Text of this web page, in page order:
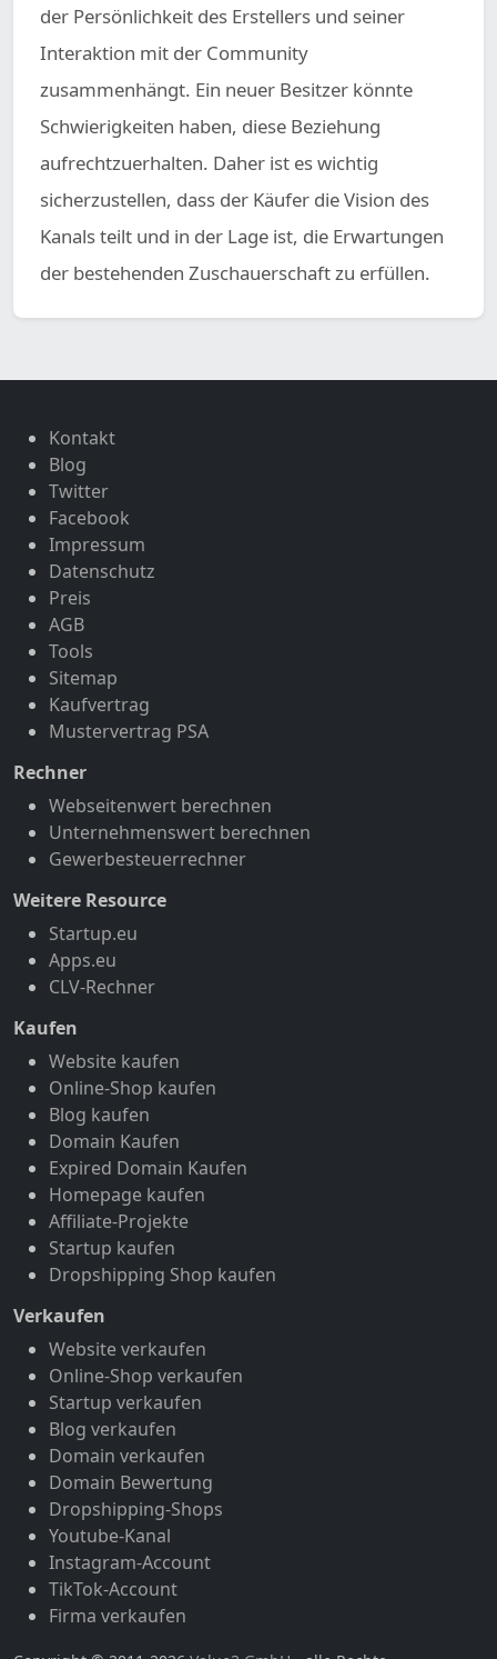
der Persönlichkeit des Erstellers und seiner
Interaktion mit der Community
zusammenhängt. Ein neuer Besitzer könnte
Schwierigkeiten haben, diese Beziehung
aufrechtzuerhalten. Daher ist es wichtig
sicherzustellen, dass der Käufer die Vision des
Kanals teilt und in der Lage ist, die Erwartungen
der bestehenden Zuschauerschaft zu erfüllen.
Kontakt
Blog
Twitter
Facebook
Impressum
Datenschutz
Preis
AGB
Tools
Sitemap
Kaufvertrag
Mustervertrag PSA
Rechner
Webseitenwert berechnen
Unternehmenswert berechnen
Gewerbesteuerrechner
Weitere Resource
Startup.eu
Apps.eu
CLV-Rechner
Kaufen
Website kaufen
Online-Shop kaufen
Blog kaufen
Domain Kaufen
Expired Domain Kaufen
Homepage kaufen
Affiliate-Projekte
Startup kaufen
Dropshipping Shop kaufen
Verkaufen
Website verkaufen
Online-Shop verkaufen
Startup verkaufen
Blog verkaufen
Domain verkaufen
Domain Bewertung
Dropshipping-Shops
Youtube-Kanal
Instagram-Account
TikTok-Account
Firma verkaufen